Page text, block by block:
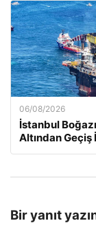
06/08/2026
İstanbul
Altından Geçiş
Bir yanıt